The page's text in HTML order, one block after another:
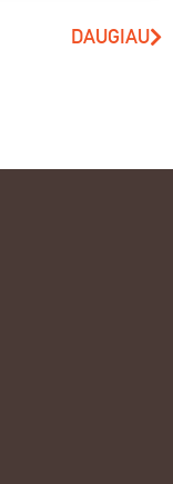
DAUGIAU